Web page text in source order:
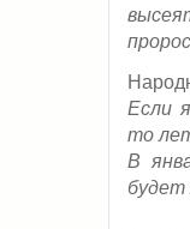
Если
то
В
будет